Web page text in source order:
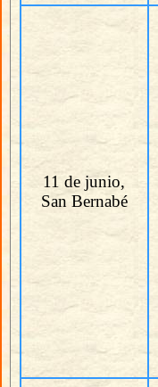
11 de junio,
San Bernabé